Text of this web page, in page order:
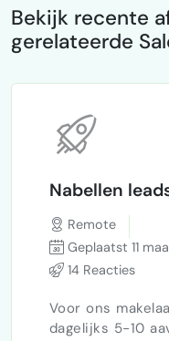
Bekijk recente
gerelateerde
Nabellen
Remote
Geplaatst 11
14 Reacties
Voor ons
dagelijks 5-10